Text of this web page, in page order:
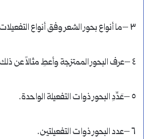
٣ –ما أنواع بحور الشعر وفق أنواع التفعيلات؟
٤ –عرف البحور الممتزجة وأعطِ مثالاً عن ذلك.
٥ –عَدِّدِ البحور ذوات التفعيلة الواحدة.
٦ –عدد البحور ذوات التفعيلتين.